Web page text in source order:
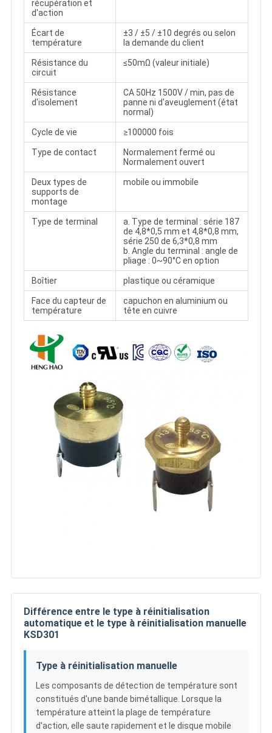
récupération et
d'action
Écart de
température
±3 / ±5 / ±10 degrés ou selon
la demande du client
Résistance du
circuit
≤50mΩ (valeur initiale)
Résistance
d'isolement
CA 50Hz 1500V / min, pas de
panne ni d'aveuglement (état
normal)
Cycle de vie ≥100000 fois
Type de contact
Normalement fermé ou
Normalement ouvert
Deux types de
supports de
montage
mobile ou immobile
Type de terminal
a. Type de terminal : série 187
de 4,8*0,5 mm et 4,8*0,8 mm,
série 250 de 6,3*0,8 mm
b. Angle du terminal : angle de
pliage : 0~90°C en option
Boîtier plastique ou céramique
Face du capteur de
température
capuchon en aluminium ou
tête en cuivre
Différence entre le type à réinitialisation
automatique et le type à réinitialisation manuelle
KSD301
Type à réinitialisation manuelle
Les composants de détection de température sont
constitués d'une bande bimétallique. Lorsque la
température atteint la plage de température
d'action, elle saute rapidement et le disque mobile